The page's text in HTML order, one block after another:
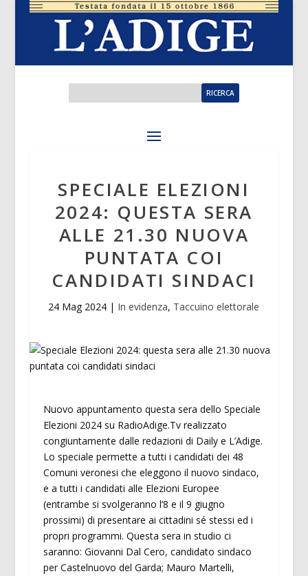
SPECIALE ELEZIONI
2024: QUESTA SERA
ALLE 21.30 NUOVA
PUNTATA COI
CANDIDATI SINDACI
24 Mag 2024 | In evidenza, Taccuino elettorale
Nuovo appuntamento questa sera dello Speciale
Elezioni 2024 su RadioAdige.Tv realizzato
congiuntamente dalle redazioni di Daily e L’Adige.
Lo speciale permette a tutti i candidati dei 48
Comuni veronesi che eleggono il nuovo sindaco,
e a tutti i candidati alle Elezioni Europee
(entrambe si svolgeranno l’8 e il 9 giugno
prossimi) di presentare ai cittadini sé stessi ed i
propri programmi. Questa sera in studio ci
saranno: Giovanni Dal Cero, candidato sindaco
per Castelnuovo del Garda; Mauro Martelli,